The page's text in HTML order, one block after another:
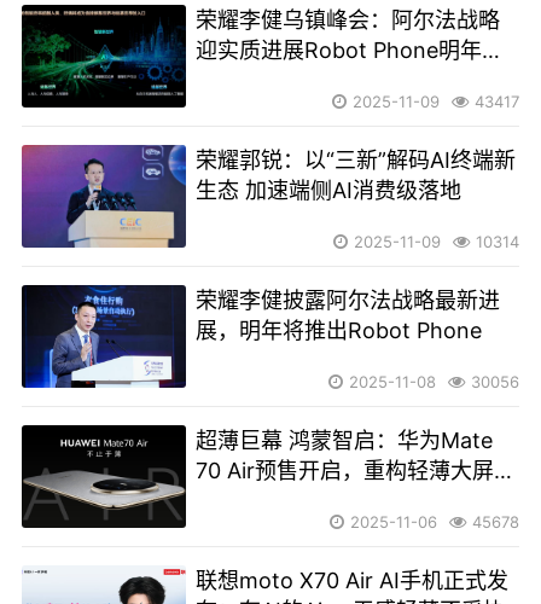
荣耀李健乌镇峰会：阿尔法战略
迎实质进展Robot Phone明年亮
2025-11-09 43417
荣耀郭锐：以“三新”解码AI终端新
生态 加速端侧AI消费级落地
2025-11-09 10314
荣耀李健披露阿尔法战略最新进
展，明年将推出Robot Phone
2025-11-08 30056
超薄巨幕 鸿蒙智启：华为Mate
70 Air预售开启，重构轻薄大屏新
2025-11-06 45678
联想moto X70 Air AI手机正式发